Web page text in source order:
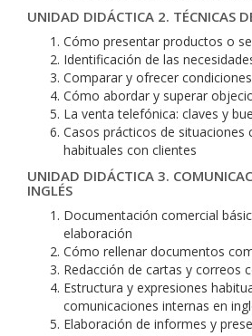
UNIDAD DIDÁCTICA 2. TÉCNICAS
Cómo presentar productos o
Identificación de las
Comparar y ofrecer
Cómo abordar y superar
La venta telefónica: claves y
Casos prácticos de situaciones
habituales con clientes
UNIDAD DIDÁCTICA 3.
INGLÉS
Documentación comercial
elaboración
Cómo rellenar documentos
Redacción de cartas y correos
Estructura y expresiones
comunicaciones internas en
Elaboración de informes y